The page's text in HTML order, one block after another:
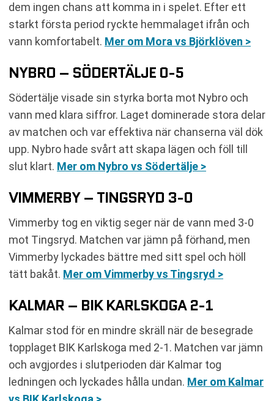
dem ingen chans att komma in i spelet. Efter ett
starkt första period ryckte hemmalaget ifrån och
vann komfortabelt. Mer om Mora vs Björklöven >
NYBRO – SÖDERTÄLJE 0-5
Södertälje visade sin styrka borta mot Nybro och
vann med klara siffror. Laget dominerade stora delar
av matchen och var effektiva när chanserna väl dök
upp. Nybro hade svårt att skapa lägen och föll till
slut klart. Mer om Nybro vs Södertälje >
VIMMERBY – TINGSRYD 3-0
Vimmerby tog en viktig seger när de vann med 3-0
mot Tingsryd. Matchen var jämn på förhand, men
Vimmerby lyckades bättre med sitt spel och höll
tätt bakåt. Mer om Vimmerby vs Tingsryd >
KALMAR – BIK KARLSKOGA 2-1
Kalmar stod för en mindre skräll när de besegrade
topplaget BIK Karlskoga med 2-1. Matchen var jämn
och avgjordes i slutperioden där Kalmar tog
ledningen och lyckades hålla undan. Mer om Kalmar